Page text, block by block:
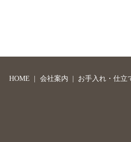
HOME 会社案内 お手入れ・仕立